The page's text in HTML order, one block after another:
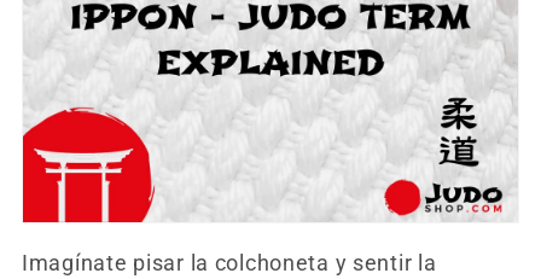
Imagínate pisar la colchoneta y sentir la